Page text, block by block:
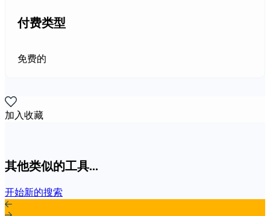
付费类型
免费的
加入收藏
其他类似的工具...
开始新的搜索